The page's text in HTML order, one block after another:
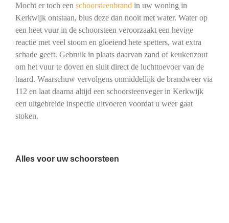
Mocht er toch een schoorsteenbrand in uw woning in
Kerkwijk ontstaan, blus deze dan nooit met water. Water op
een heet vuur in de schoorsteen veroorzaakt een hevige
reactie met veel stoom en gloeiend hete spetters, wat extra
schade geeft. Gebruik in plaats daarvan zand of keukenzout
om het vuur te doven en sluit direct de luchttoevoer van de
haard. Waarschuw vervolgens onmiddellijk de brandweer via
112 en laat daarna altijd een schoorsteenveger in Kerkwijk
een uitgebreide inspectie uitvoeren voordat u weer gaat
stoken.
Alles voor uw schoorsteen